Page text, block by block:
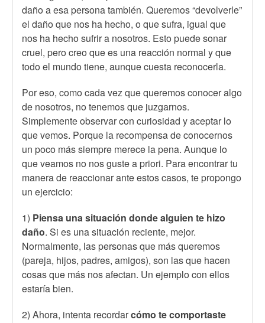
daño a esa persona también. Queremos “devolverle”
el daño que nos ha hecho, o que sufra, igual que
nos ha hecho sufrir a nosotros. Esto puede sonar
cruel, pero creo que es una reacción normal y que
todo el mundo tiene, aunque cuesta reconocerla.
Por eso, como cada vez que queremos conocer algo
de nosotros, no tenemos que juzgarnos.
Simplemente observar con curiosidad y aceptar lo
que vemos. Porque la recompensa de conocernos
un poco más siempre merece la pena. Aunque lo
que veamos no nos guste a priori. Para encontrar tu
manera de reaccionar ante estos casos, te propongo
un ejercicio:
1) Piensa una situación donde alguien te hizo
daño. Si es una situación reciente, mejor.
Normalmente, las personas que más queremos
(pareja, hijos, padres, amigos), son las que hacen
cosas que más nos afectan. Un ejemplo con ellos
estaría bien.
2) Ahora, intenta recordarcómo te comportaste